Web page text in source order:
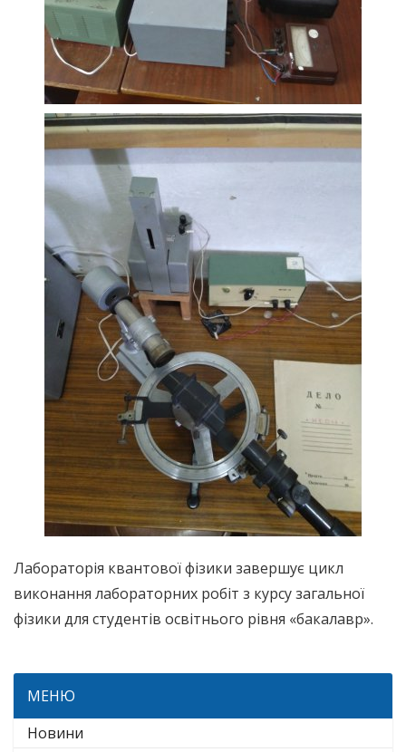
Лабораторія квантової фізики завершує цикл
виконання лабораторних робіт з курсу загальної
фізики для студентів освітнього рівня «бакалавр».
МЕНЮ
Новини